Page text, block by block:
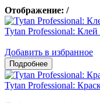
Отображение: /
Tytan Professional:
Добавить в избранное
Tytan Professional: